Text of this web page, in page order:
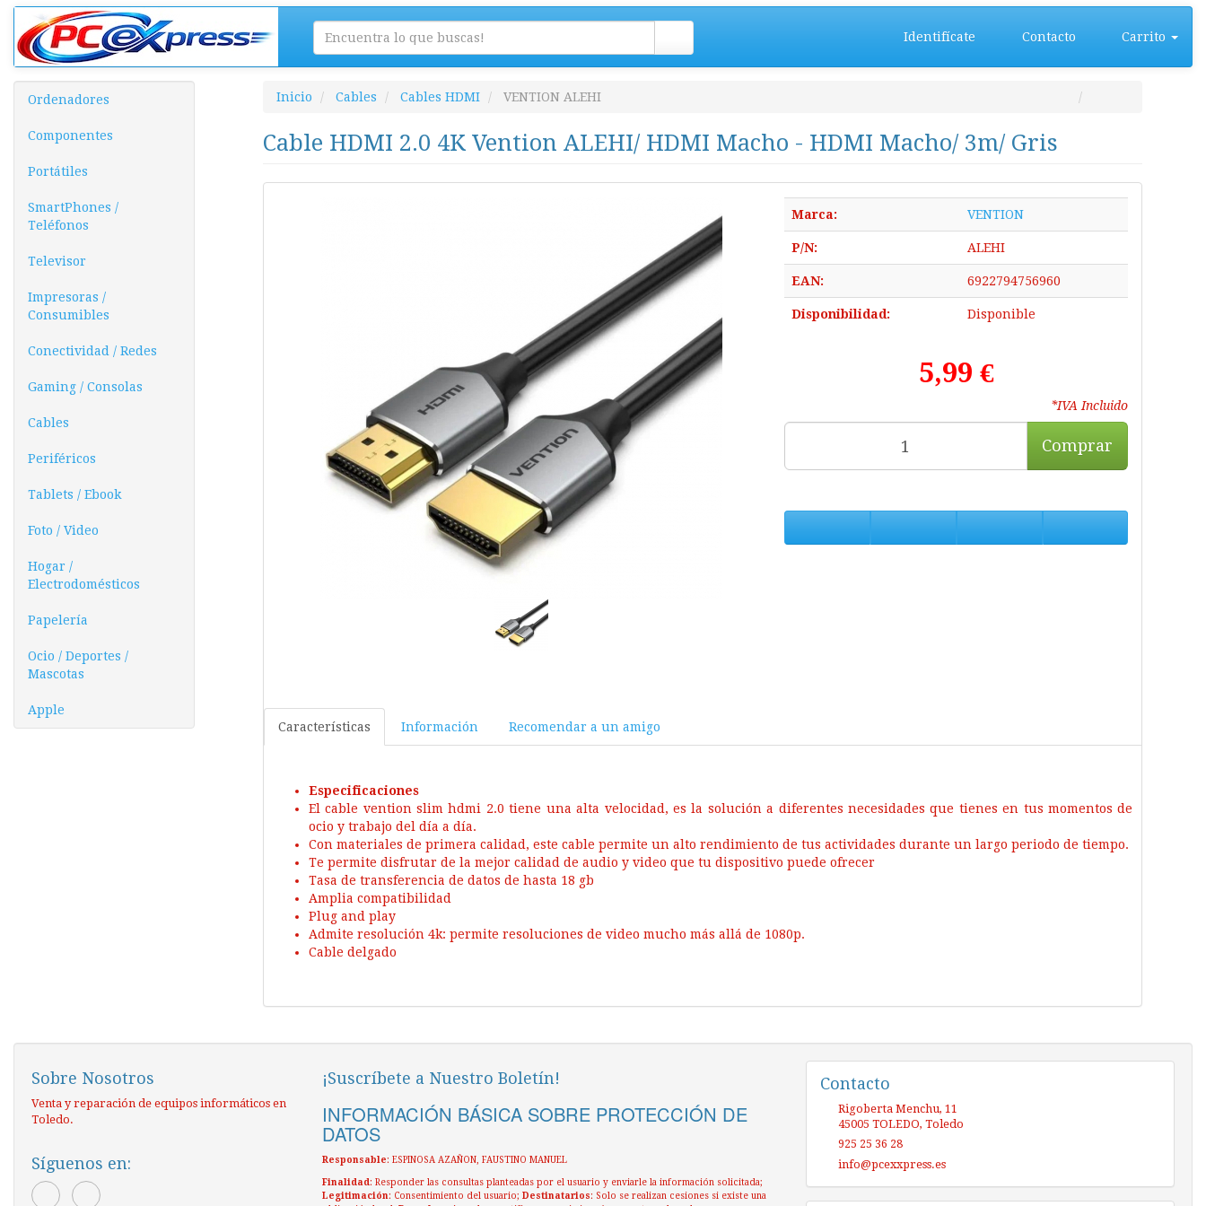
Identifícate Contacto Carrito
Ordenadores
Componentes
Portátiles
SmartPhones /
Teléfonos
Televisor
Impresoras /
Consumibles
Conectividad / Redes
Gaming / Consolas
Cables
Periféricos
Tablets / Ebook
Foto / Video
Hogar /
Electrodomésticos
Papelería
Ocio / Deportes /
Mascotas
Apple
Inicio Cables Cables HDMI VENTION ALEHI
Cable HDMI 2.0 4K Vention ALEHI/ HDMI Macho - HDMI Macho/ 3m/ Gris
Marca: VENTION
P/N: ALEHI
EAN: 6922794756960
Disponibilidad: Disponible
5,99 €
*IVA Incluido
Comprar
Características Información Recomendar a un amigo
Especificaciones
El cable vention slim hdmi 2.0 tiene una alta velocidad, es la solución a diferentes necesidades que tienes en tus momentos de
ocio y trabajo del día a día.
Con materiales de primera calidad, este cable permite un alto rendimiento de tus actividades durante un largo periodo de tiempo.
Te permite disfrutar de la mejor calidad de audio y video que tu dispositivo puede ofrecer
Tasa de transferencia de datos de hasta 18 gb
Amplia compatibilidad
Plug and play
Admite resolución 4k: permite resoluciones de video mucho más allá de 1080p.
Cable delgado
Sobre Nosotros
Venta y reparación de equipos informáticos en
Toledo.
Síguenos en:
¡Suscríbete a Nuestro Boletín!
INFORMACIÓN BÁSICA SOBRE PROTECCIÓN DE
DATOS
Responsable: ESPINOSA AZAÑON, FAUSTINO MANUEL
Finalidad: Responder las consultas planteadas por el usuario y enviarle la información solicitada;
Legitimación: Consentimiento del usuario; Destinatarios: Solo se realizan cesiones si existe una
Contacto
Rigoberta Menchu, 11
45005 TOLEDO, Toledo
925 25 36 28
info@pcexxpress.es